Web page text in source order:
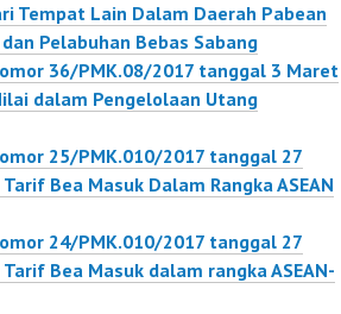
Tempat Lain Dalam Daerah Pabean
Pelabuhan Bebas Sabang
36/PMK.08/2017 tanggal 3 Maret
dalam Pengelolaan Utang
25/PMK.010/2017 tanggal 27
Bea Masuk Dalam Rangka ASEAN
24/PMK.010/2017 tanggal 27
Bea Masuk dalam rangka ASEAN-